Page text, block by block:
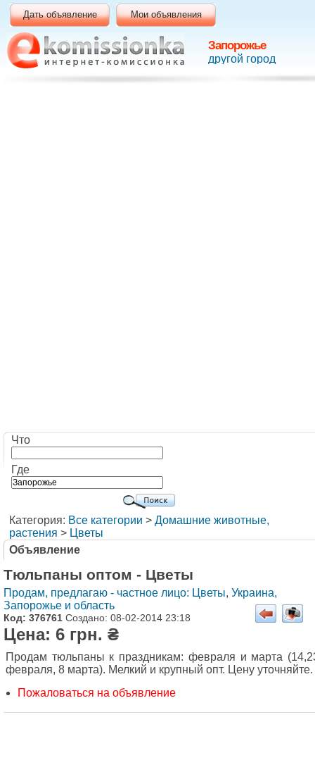
Запорожье
другой город
Дать объявление Мои объявления
Что
Где
Категория: Все категории > Домашние животные,
растения > Цветы
Объявление
Тюльпаны оптом - Цветы
Продам, предлагаю - частное лицо: Цветы, Украина,
Запорожье и область
Код: 376761 Создано: 08-02-2014 23:18
Цена: 6 грн. ₴
Продам тюльпаны к праздникам: февраля и марта
февраля, 8 марта). Мелкий и крупный опт. Цену уточняйте.
Пожаловаться на объявление